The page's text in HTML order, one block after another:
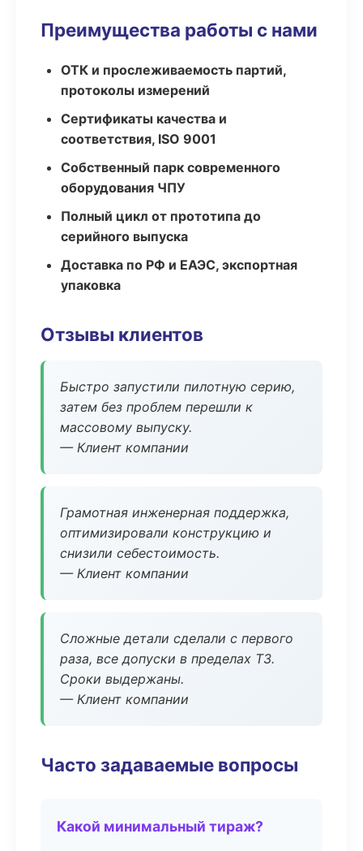
Преимущества работы с нами
ОТК и прослеживаемость партий,
протоколы измерений
Сертификаты качества и
соответствия, ISO 9001
Собственный парк современного
оборудования ЧПУ
Полный цикл от прототипа до
серийного выпуска
Доставка по РФ и ЕАЭС, экспортная
упаковка
Отзывы клиентов
Быстро запустили пилотную серию,
затем без проблем перешли к
массовому выпуску.
— Клиент компании
Грамотная инженерная поддержка,
оптимизировали конструкцию и
снизили себестоимость.
— Клиент компании
Сложные детали сделали с первого
раза, все допуски в пределах ТЗ.
Сроки выдержаны.
— Клиент компании
Часто задаваемые вопросы
Какой минимальный тираж?